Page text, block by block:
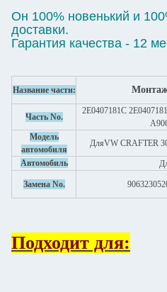
Он 100% новенький и
доставки.
Гарантия качества - 12
Название части: Монтаж
Часть No.
2E0407181C
Модель
автомобиля
ДляVW CRAFTER
Автомобиль
Замена No.
Подходит для: